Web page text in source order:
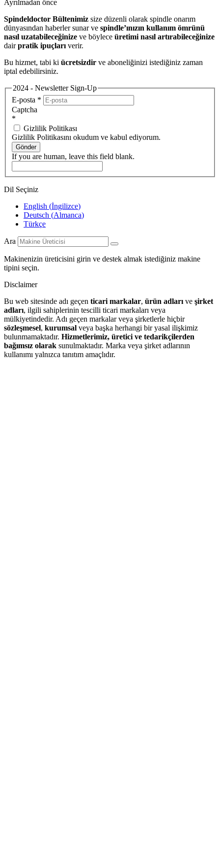
Ayrılmadan önce
Spindeldoctor Bültenimiz size düzenli olarak spindle onarım
dünyasından haberler sunar ve spindle’ınızın kullanım ömrünü
nasıl uzatabileceğinize ve böylece üretimi nasıl artırabileceğinize
dairpratik ipuçları verir.
Bu hizmet, tabi ki ücretsizdir ve aboneliğinizi istediğiniz zaman
iptal edebilirsiniz.
2024 - Newsletter Sign-Up
E-posta *
Captcha
*
Gizlilik Politikası
Gizlilik Politikasını okudum ve kabul ediyorum.
Gönder
If you are human, leave this field blank.
Dil Seçiniz
English (İngilizce)
Deutsch (Almanca)
Türkçe
Ara
Makinenizin üreticisini girin ve destek almak istediğiniz makine
tipini seçin.
Disclaimer
Bu web sitesinde adı geçen ticari markalar, ürün adları ve şirket
adları, ilgili sahiplerinin tescilli ticari markaları veya
mülkiyetindedir. Adı geçen markalar veya şirketlerle hiçbir
sözleşmesel, kurumsal veya başka herhangi bir yasal ilişkimiz
bulunmamaktadır. Hizmetlerimiz, üretici ve tedarikçilerden
bağımsız olarak sunulmaktadır. Marka veya şirket adlarının
kullanımı yalnızca tanıtım amaçlıdır.